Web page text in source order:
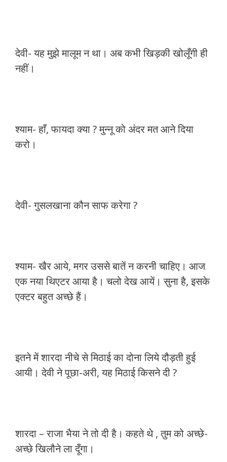
देवी- यह मुझे मालूम न था। अब कभी खिड़की खोलूँगी ही
नहीं।
श्याम- हाँ, फायदा क्या ? मुन्नू को अंदर मत आने दिया
करो।
देवी- गुसलखाना कौन साफ करेगा ?
श्याम- खैर आये, मगर उससे बातें न करनी चाहिए। आज
एक नया थिएटर आया है। चलो देख आयें। सुना है, इसके
एक्टर बहुत अच्छे हैं।
इतने में शारदा नीचे से मिठाई का दोना लिये दौड़ती हुई
आयी। देवी ने पूछा-अरी, यह मिठाई किसने दी ?
शारदा – राजा भैया ने तो दी है। कहते थे , तुम को अच्छे-
अच्छे खिलौने ला दूँगा।